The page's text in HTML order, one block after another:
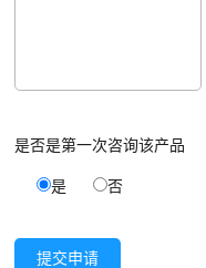
是否是第一次咨询该产品
是 否
提交申请